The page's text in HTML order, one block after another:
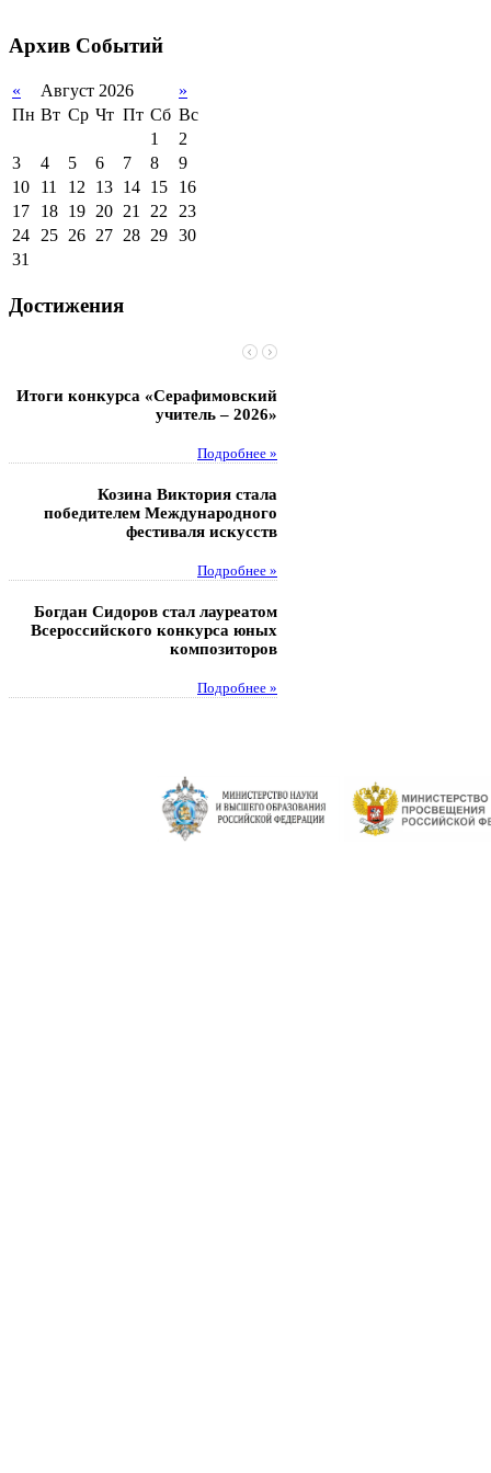
поддержки обучающихся
сотрудничество
Организация питания в
образовательной
организации
Архив Событий
« Август 2026
»
Пн Вт Ср Чт Пт Сб Вс
1
2
3
4 5 6 7 8
9
10
11 12 13 14 15
16
17
18 19 20 21 22 23
24 25 26 27 28 29 30
31
Достижения
Итоги конкурса «Серафимовский
учитель – 2026»
Подробнее »
Козина Виктория стала
победителем Международного
фестиваля искусств
Подробнее »
Богдан Сидоров стал лауреатом
Всероссийского конкурса юных
композиторов
Подробнее »